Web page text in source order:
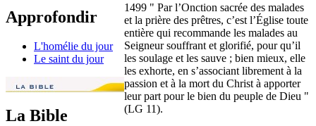
Approfondir
L'homélie du jour
Le saint du jour
La Bible
1499 " Par l’Onction sacrée des malades
et la prière des prêtres, c’est l’Église toute
entière qui recommande les malades au
Seigneur souffrant et glorifié, pour qu’il
les soulage et les sauve ; bien mieux, elle
les exhorte, en s’associant librement à la
passion et à la mort du Christ à apporter
leur part pour le bien du peuple de Dieu "
(LG 11).